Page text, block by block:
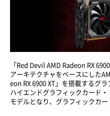
「Red Devil AMD Radeon RX
アーキテクチャをベースにした
eon RX 6900 XT」を搭載するグ
ハイエンドグラフィックカード
モデルとなり、グラフィックカー